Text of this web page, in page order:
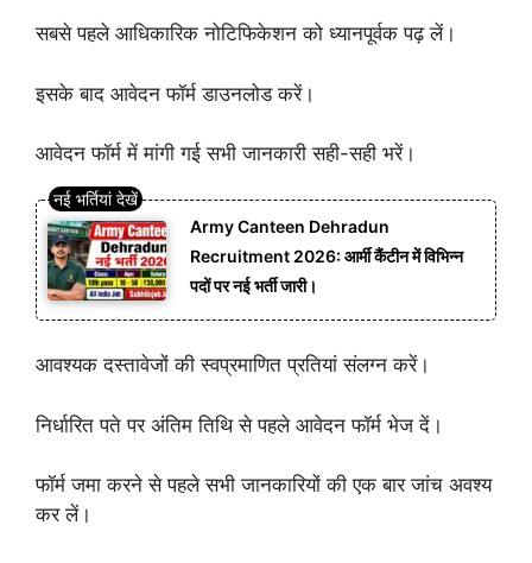
सबसे पहले आधिकारिक नोटिफिकेशन को ध्यानपूर्वक पढ़ लें।
इसके बाद आवेदन फॉर्म डाउनलोड करें।
आवेदन फॉर्म में मांगी गई सभी जानकारी सही-सही भरें।
Army Canteen Dehradun
Recruitment 2026: आर्मी कैंटीन में विभिन्न
पदों पर नई भर्ती जारी।
आवश्यक दस्तावेजों की स्वप्रमाणित प्रतियां संलग्न करें।
निर्धारित पते पर अंतिम तिथि से पहले आवेदन फॉर्म भेज दें।
फॉर्म जमा करने से पहले सभी जानकारियों की एक बार जांच अवश्य
कर लें।